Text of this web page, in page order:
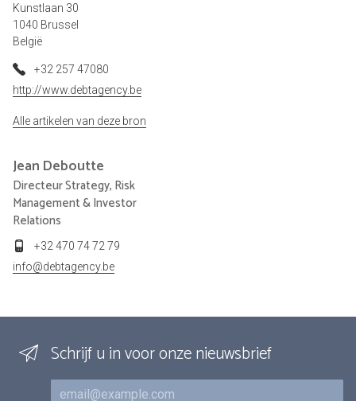
Kunstlaan 30
1040 Brussel
België
+32 257 47080
http://www.debtagency.be
Alle artikelen van deze bron
Jean Deboutte
Directeur Strategy, Risk
Management & Investor
Relations
+32 470 74 72 79
info@debtagency.be
Schrijf u in voor onze nieuwsbrief
E-mail